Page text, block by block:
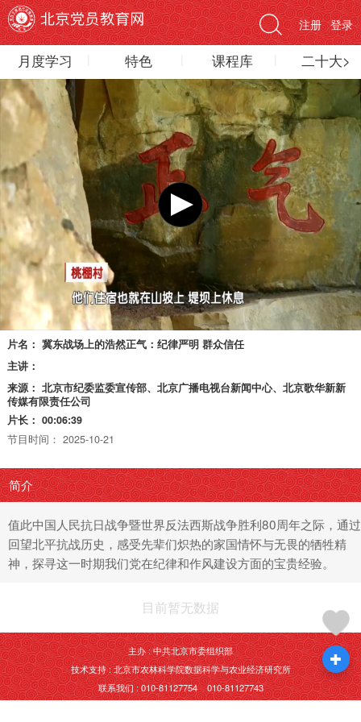
登录
注册
月度学习 特色 课程库 二十大>
片名： 冀东战场上的浩然正气：纪律严明 群众信任
主讲：
来源： 北京市纪委监委宣传部、北京广播电视台新闻中心、北京歌华新新
传媒有限责任公司
片长： 00:06:39
节目时间： 2025-10-21
简介
值此中国人民抗日战争暨世界反法西斯战争胜利80周年之际，通过
回望北平抗战历史，感受先辈们炽热的家国情怀与无畏的牺牲精
神，探寻这一时期我们党在纪律和作风建设方面的宝贵经验。
目前暂无数据
主办 : 中共北京市委组织部
技术支持 : 北京市农林科学院数据科学与农业经济研究所
联系我们 : 010-81127754 010-81127743